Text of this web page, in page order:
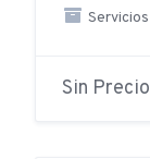
Servicios
Sin Precio